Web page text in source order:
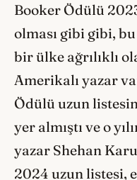
Booker Ödülü
olması gibi gibi,
bir ülke ağrılıklı
Amerikalı yazar
Ödülü uzun
yer almıştı ve o
yazar Shehan
2024 uzun listesi,